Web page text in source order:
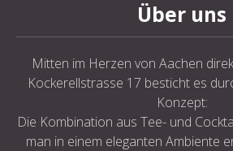
Über uns
Mitten im Herzen von Aachen
Kockerellstrasse 17 besticht es
Konzept:
Die Kombination aus Tee- und
man in einem eleganten Ambiente